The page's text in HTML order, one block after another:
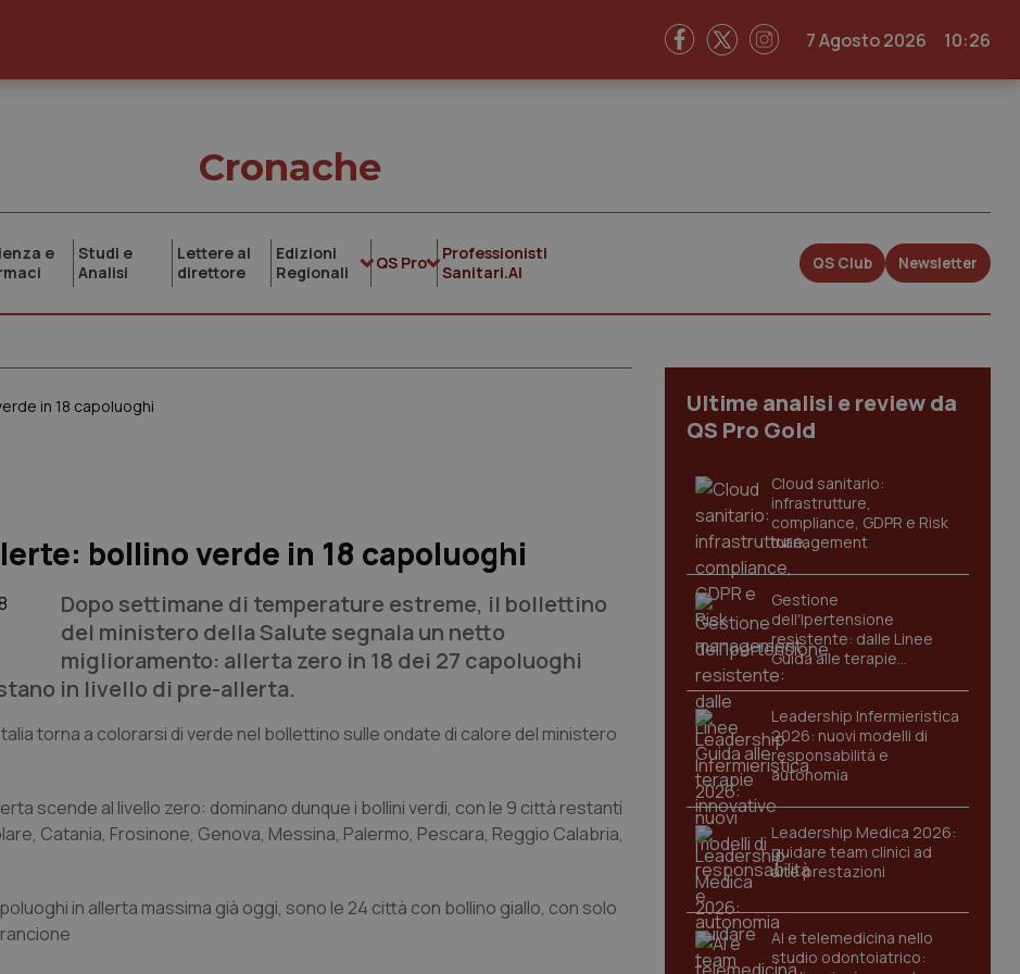
7 Agosto 2026 10:26
Cronache
e
Studi e
Analisi
Lettere al
direttore
Edizioni
Regionali
QS Pro
Professionisti
Sanitari.AI
QS Club Newsletter
in 18 capoluoghi
bollino verde in 18 capoluoghi
Dopo settimane di temperature estreme, il bollettino
del ministero della Salute segnala un netto
miglioramento: allerta zero in 18 dei 27 capoluoghi
in livello di pre-allerta.
torna a colorarsi di verde nel bollettino sulle ondate di calore del ministero
scende al livello zero: dominano dunque i bollini verdi, con le 9 città restanti
Catania, Frosinone, Genova, Messina, Palermo, Pescara, Reggio Calabria,
in allerta massima già oggi, sono le 24 città con bollino giallo, con solo
Ultime analisi e review da
QS Pro Gold
Cloud sanitario:
infrastrutture,
compliance, GDPR e Risk
management
Gestione
dell'Ipertensione
resistente: dalle Linee
Guida alle terapie
innovative
Leadership Infermieristica
2026: nuovi modelli di
responsabilità e
autonomia
Leadership Medica 2026:
guidare team clinici ad
alte prestazioni
AI e telemedicina nello
studio odontoiatrico: